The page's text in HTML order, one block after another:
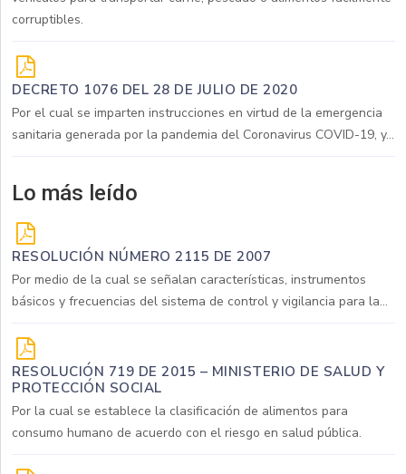
corruptibles.
DECRETO 1076 DEL 28 DE JULIO DE 2020
Por el cual se imparten instrucciones en virtud de la emergencia
sanitaria generada por la pandemia del Coronavirus COVID-19, y...
Lo más leído
RESOLUCIÓN NÚMERO 2115 DE 2007
Por medio de la cual se señalan características, instrumentos
básicos y frecuencias del sistema de control y vigilancia para la...
RESOLUCIÓN 719 DE 2015 – MINISTERIO DE SALUD Y
PROTECCIÓN SOCIAL
Por la cual se establece la clasificación de alimentos para
consumo humano de acuerdo con el riesgo en salud pública.